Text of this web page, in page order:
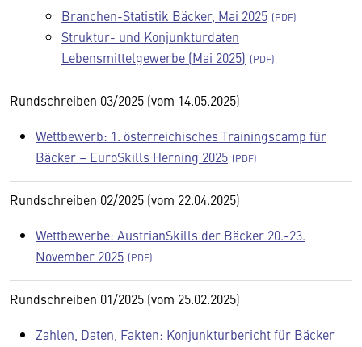
Branchen-Statistik Bäcker, Mai 2025
Struktur- und Konjunkturdaten
Lebensmittelgewerbe (Mai 2025)
Rundschreiben 03/2025 (vom 14.05.2025)
Wettbewerb: 1. österreichisches Trainingscamp für
Bäcker – EuroSkills Herning 2025
Rundschreiben 02/2025 (vom 22.04.2025)
Wettbewerbe: AustrianSkills der Bäcker 20.-23.
November 2025
Rundschreiben 01/2025 (vom 25.02.2025)
Zahlen, Daten, Fakten: Konjunkturbericht für Bäcker